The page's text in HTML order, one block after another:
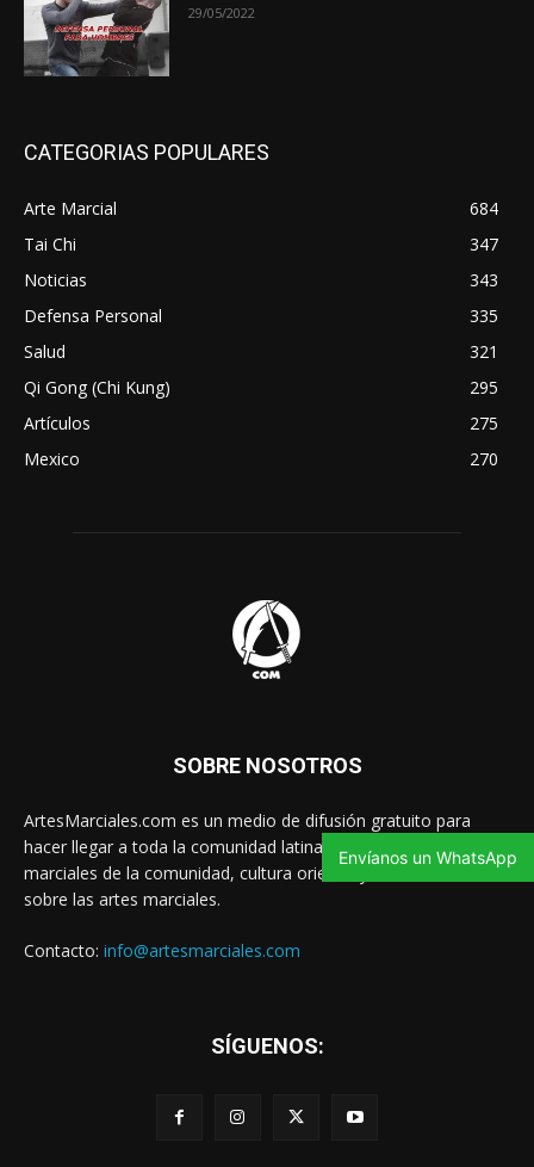
29/05/2022
CATEGORIAS POPULARES
Arte Marcial
684
Tai Chi
347
Noticias
343
Defensa Personal
335
Salud
321
Qi Gong (Chi Kung)
295
Artículos
275
Mexico
270
SOBRE NOSOTROS
ArtesMarciales.com es un medio de difusión gratuito para
hacer llegar a toda la comunidad latina las noticias de artes
marciales de la comunidad, cultura oriental y contenido valioso
sobre las artes marciales.
Contacto: info@artesmarciales.com
SÍGUENOS:
Envíanos un WhatsApp